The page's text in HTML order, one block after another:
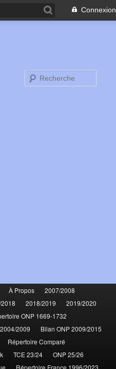
Connexion
À Propos
2007/2008
2018/2019
2019/2020
ONP 1669-1732
2009
Bilan ONP 2009/2015
Répertoire Comparé
TCE 23/24
ONP 25/26
Répertoire France 1996/2023